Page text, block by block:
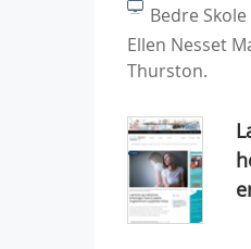
Bedre Skole
Ellen Nesset
Thurston.